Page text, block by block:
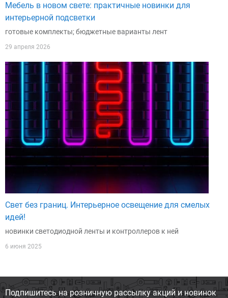
Мебель в новом свете: практичные новинки для
интерьерной подсветки
готовые комплекты; бюджетные варианты лент
29 апреля 2026
Свет без границ. Интерьерное освещение для смелых
идей!
новинки светодиодной ленты и контроллеров к ней
6 июня 2025
Подпишитесь на розничную рассылку акций и новинок